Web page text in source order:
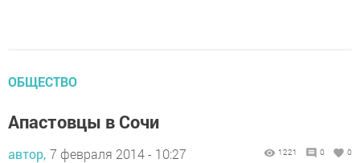
ОБЩЕСТВО
Апастовцы в Сочи
автор, 7 февраля 2014 - 10:27 1221 0 0